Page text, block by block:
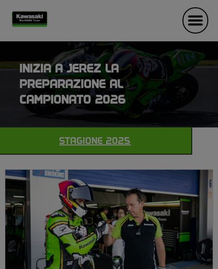
INIZIA A JEREZ LA
PREPARAZIONE AL
CAMPIONATO 2026
STAGIONE 2025